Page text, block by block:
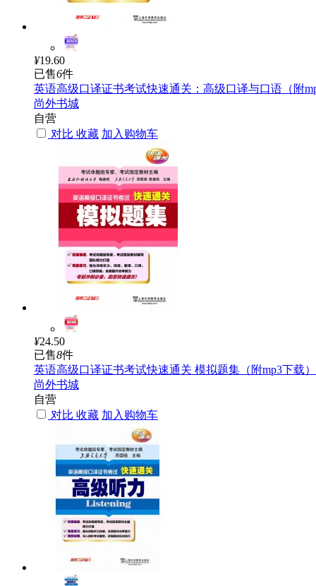
¥19.60
已售6件
英语高级口译证书考试快速通关：高级口译与口语（附
尚外书城
自营
对比 收藏 加入购物车
¥24.50
已售8件
英语高级口译证书考试快速通关 模拟题集（附mp3下载）
尚外书城
自营
对比 收藏 加入购物车